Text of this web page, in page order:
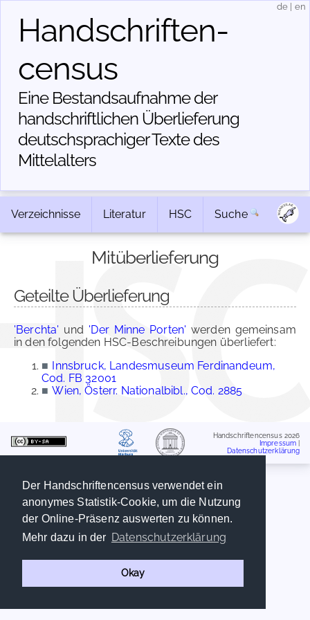
Der Handschriftencensus verwendet ein
anonymes Statistik-Cookie, um die Nutzung
der Online-Präsenz auswerten zu können.
Mehr dazu in der Datenschutzerklärung
Okay
Handschriften­
census
Eine Bestandsaufnahme der
handschriftlichen Über­lieferung
deutschsprachiger Texte des
Mittelalters
de en
Verzeichnisse Literatur HSC Suche
Mitüberlieferung
Geteilte Überlieferung
'Berchta' und 'Der Minne Porten' werden gemeinsam
in den folgenden HSC-Beschreibungen überliefert:
■ Innsbruck, Landesmuseum Ferdinandeum,
Cod. FB 32001
■ Wien, Österr. Nationalbibl., Cod. 2885
Handschriftencensus 2026
Impressum
Datenschutzerklärung